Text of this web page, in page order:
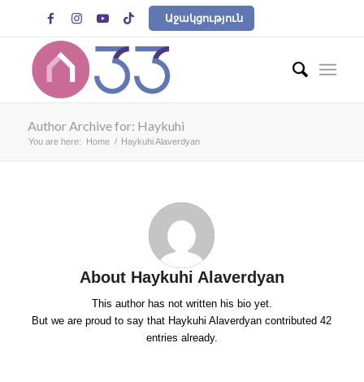
    Աջակցություն
Author Archive for: Haykuhi
You are here: Home / Haykuhi Alaverdyan
About Haykuhi Alaverdyan
This author has not written his bio yet.
But we are proud to say that Haykuhi Alaverdyan contributed 42
entries already.